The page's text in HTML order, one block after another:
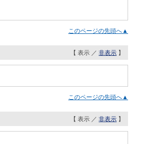
このページの先頭へ▲
【 表示 ／ 非表示 】
このページの先頭へ▲
【 表示 ／ 非表示 】